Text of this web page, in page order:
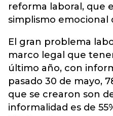
reforma laboral, que
simplismo emocional
El gran problema
marco legal que
último año, con
pasado 30 de mayo,
que se crearon son
informalidad es de